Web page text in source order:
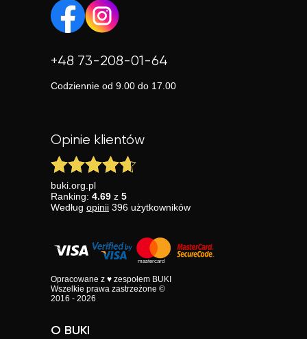
+48 73-208-01-64
Codziennie od 9.00 do 17.00
Opinie klientów
buki.org.pl
Ranking: 4.69 z 5
Według opinii 396 użytkowników
Opracowane z ♥ zespołem BUKI
Wszelkie prawa zastrzeżone ©
2016 - 2026
O BUKI